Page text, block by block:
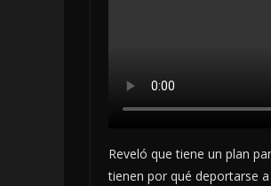
Reveló que tiene un plan
tienen por qué deportarse